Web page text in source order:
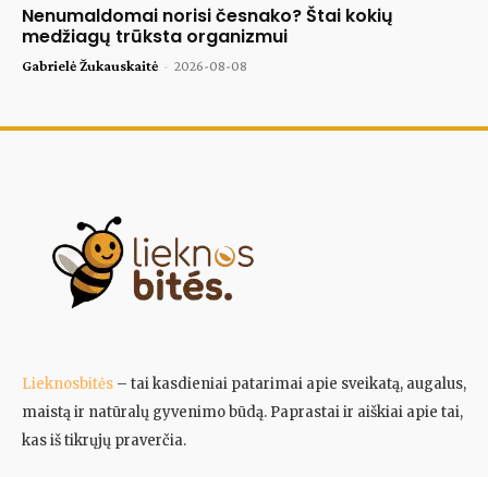
Nenumaldomai norisi česnako? Štai kokių
medžiagų trūksta organizmui
Gabrielė Žukauskaitė - 2026-08-08
Lieknosbitės – tai kasdieniai patarimai apie sveikatą, augalus,
maistą ir natūralų gyvenimo būdą. Paprastai ir aiškiai apie tai,
kas iš tikrųjų praverčia.